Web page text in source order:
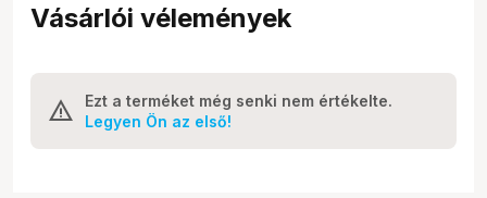
Vásárlói vélemények
Ezt a terméket még senki nem értékelte.
Legyen Ön az első!